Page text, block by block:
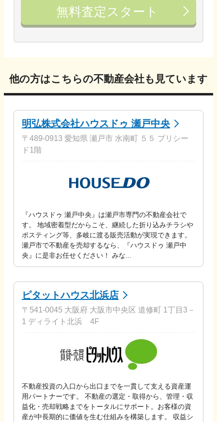
無料査定スタート
他の方はこちらの不動産会社も見ています
明弘株式会社ハウスドゥ 瀬戸中央
〒489-0913 愛知県 瀬戸市 水南町 ５５ プリシー
ド1階
『ハウスドゥ 瀬戸中央』は瀬戸市専門の不動産会社で
す。 地域密着型だからこそ、継続した折り込みチラシや
ポスティング等、多岐に渡る販売活動が実現できます。
瀬戸市で不動産を売却するなら、『ハウスドゥ 瀬戸中
央』に是非お任せください！ みな...
ピタットハウス北浜店
〒541-0045 大阪府 大阪市中央区 道修町 1丁目3－
1 ディライト北浜 4F
不動産投資の入口から出口までを一貫して支える資産運
用パートナーです。 不動産の選定・取得から、管理・収
益化・売却戦略までをトータルにサポート。お客様の資
産が中長期的に価値を生む仕組みを構築します。 収益シ